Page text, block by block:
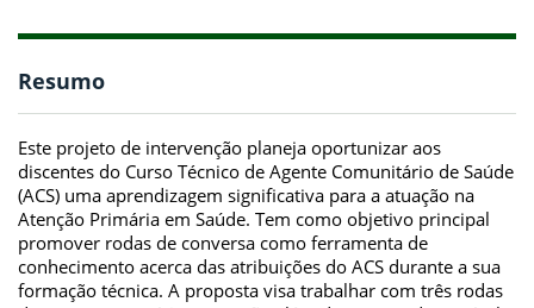
Resumo
Este projeto de intervenção planeja oportunizar aos
discentes do Curso Técnico de Agente Comunitário de Saúde
(ACS) uma aprendizagem significativa para a atuação na
Atenção Primária em Saúde. Tem como objetivo principal
promover rodas de conversa como ferramenta de
conhecimento acerca das atribuições do ACS durante a sua
formação técnica. A proposta visa trabalhar com três rodas